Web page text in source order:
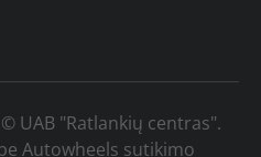
UAB "Ratlankių centras".
Autowheels sutikimo